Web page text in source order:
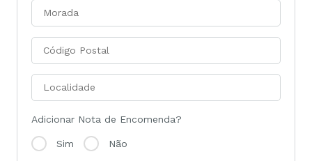
Adicionar Nota de Encomenda?
Sim Não